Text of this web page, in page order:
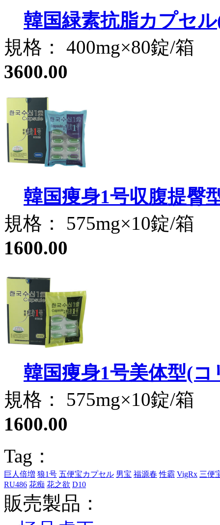
韓国緑素抗脂カプセ
規格： 400mg×80錠/箱
3600.00
韓国痩身1号収腹提臀
規格： 575mg×10錠/箱
1600.00
韓国痩身1号美体型(
規格： 575mg×10錠/箱
1600.00
Tag：
巨人倍増 狼1号 五便宝カプセル 男宝 福源春 性霸 VigRx 三便
RU486 花痴 花之欲 D10
販売製品：